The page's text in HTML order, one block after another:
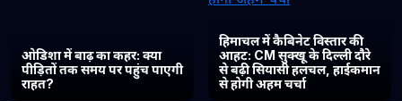
ओडिशा में बाढ़ का कहर: क्या
पीड़ितों तक समय पर पहुंच पाएगी
राहत?
हिमाचल में कैबिनेट विस्तार की
आहट: CM सुक्खू के दिल्ली दौरे
से बढ़ी सियासी हलचल, हाईकमान
से होगी अहम चर्चा